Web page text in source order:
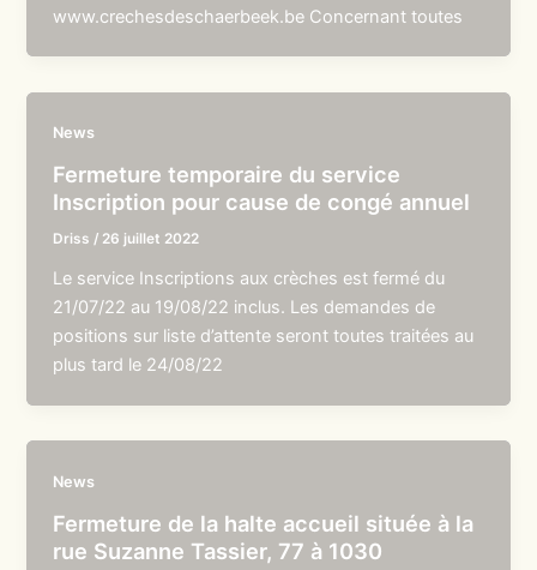
www.crechesdeschaerbeek.be Concernant toutes
News
Fermeture temporaire du service
Inscription pour cause de congé annuel
Driss / 26 juillet 2022
Le service Inscriptions aux crèches est fermé du
21/07/22 au 19/08/22 inclus. Les demandes de
positions sur liste d’attente seront toutes traitées au
plus tard le 24/08/22
News
Fermeture de la halte accueil située à la
rue Suzanne Tassier, 77 à 1030